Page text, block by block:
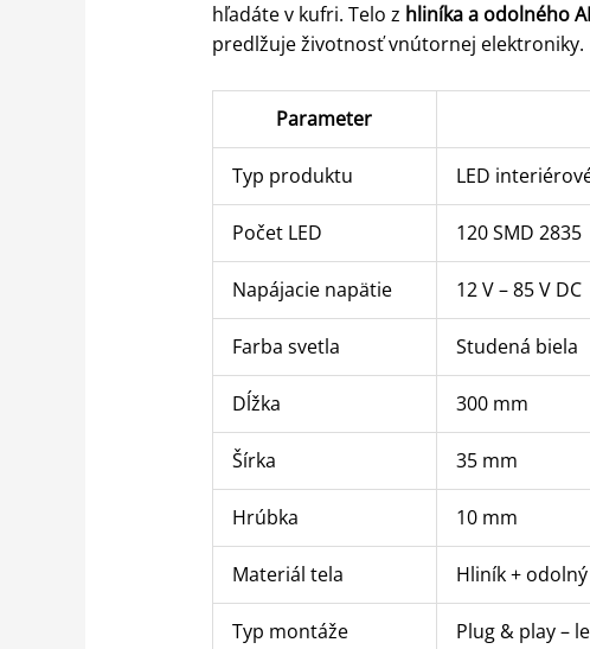
hľadáte v kufri. Telo z hliníka a odolného
predlžuje životnosť vnútornej elektroniky.
Parameter
Typ produktu LED
Počet LED 120 SMD 2835
Napájacie napätie 12 V – 85 V DC
Farba svetla Studená biela
Dĺžka 300 mm
Šírka 35 mm
Hrúbka 10 mm
Materiál tela Hliník +
Typ montáže Plug & play –